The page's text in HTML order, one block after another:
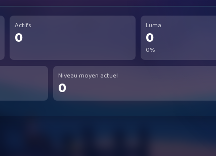
Actifs
0
Luma
0
0%
Niveau moyen actuel
0